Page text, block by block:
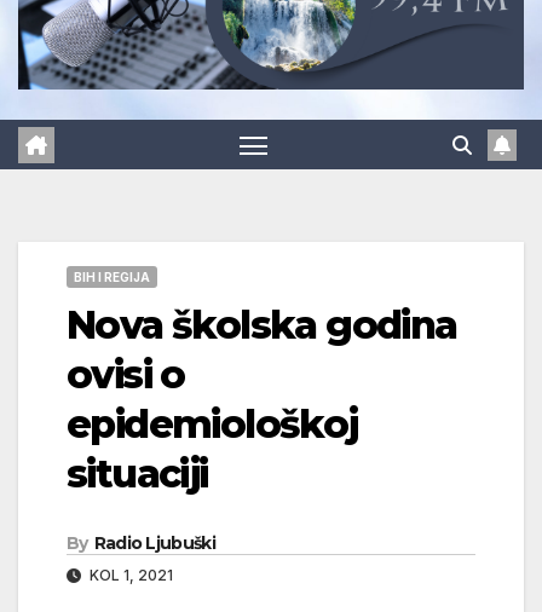
BIH I REGIJA
Nova školska godina
ovisi o
epidemiološkoj
situaciji
By Radio Ljubuški
KOL 1, 2021